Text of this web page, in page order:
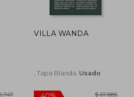
VILLA WANDA
, Tapa Blanda, Usado